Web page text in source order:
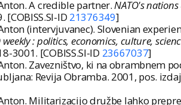
A credible partner.NATO's
[COBISS.SI-ID 21376349]
(intervjuvanec). Slovenian
weekly : politics, economics, culture,
3001. [COBISS.SI-ID 23667037]
Zavezništvo, ki na obrambnem
Revija Obramba. 2001, pos.
Militarizacijo družbe lahko